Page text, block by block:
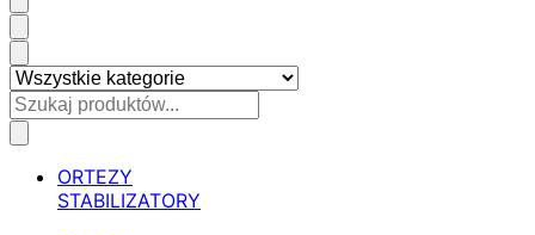
ORTEZY
STABILIZATORY